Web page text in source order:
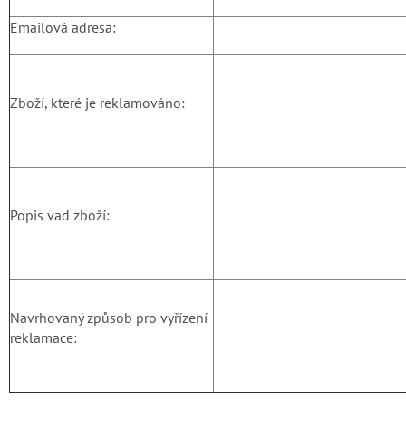
Emailová adresa:
Zboží, které je reklamováno:
Popis vad zboží:
Navrhovaný způsob pro vyřízení
reklamace: